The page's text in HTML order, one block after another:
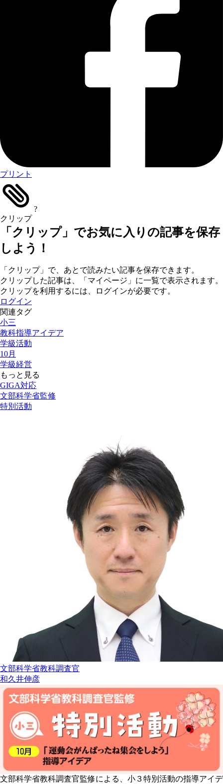
プリント
クリップ
?
「クリップ」でお気に入りの記事を保存
しよう！
「クリップ」で、あとで読みたい記事を保存できます。
クリップした記事は、「マイページ」に一覧で表示されます。
クリップを利用するには、ログインが必要です。
ログイン
関連タグ
小三
教科指導アイデア
学級活動
10月
学級経営
もっと見る
GIGA対応
文部科学省監修
特別活動
文部科学省教科調査官
和久井伸彦
文部科学省教科調査官監修による、小３特別活動の指導アイデ